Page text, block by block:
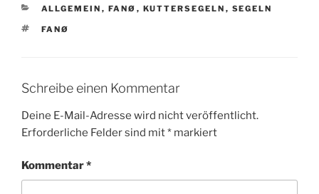
KATEGORIEN
ALLGEMEIN , FANØ , KUTTERSEGELN , SEGELN
SCHLAGWÖRTER
FANØ
Schreibe einen Kommentar
Deine E-Mail-Adresse wird nicht veröffentlicht.
Erforderliche Felder sind mit* markiert
Kommentar*